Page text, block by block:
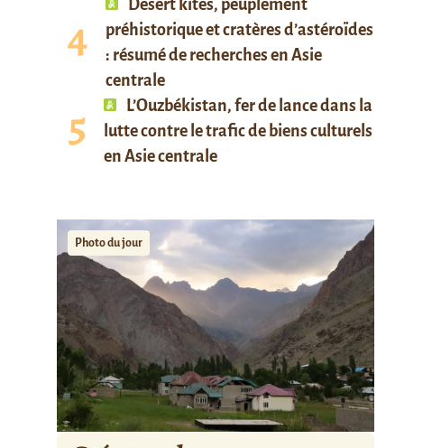
Desert kites, peuplement
préhistorique et cratères d’astéroïdes
: résumé de recherches en Asie
centrale
L’Ouzbékistan, fer de lance dans la
lutte contre le trafic de biens culturels
en Asie centrale
Photo du jour